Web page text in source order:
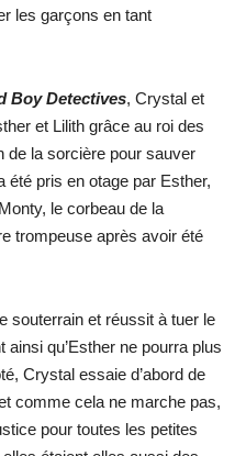
les garçons en tant
Boy Detectives, Crystal et
et Lilith grâce au roi des
de la sorcière pour sauver
été pris en otage par Esther,
le corbeau de la
trompeuse après avoir été
souterrain et réussit à tuer le
ainsi qu’Esther ne pourra plus
Crystal essaie d’abord de
comme cela ne marche pas,
pour toutes les petites